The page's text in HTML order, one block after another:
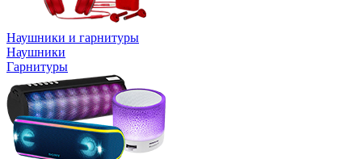
Наушники и гарнитуры
Наушники
Гарнитуры